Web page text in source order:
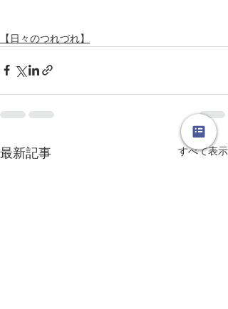
【日々のつれづれ】
最新記事 すべて表示